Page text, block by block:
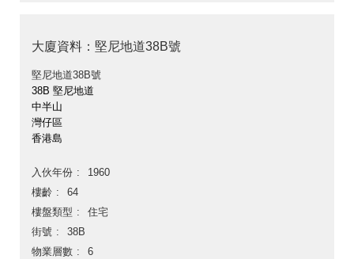
大廈資料：堅尼地道38B號
堅尼地道38B號
38B 堅尼地道
中半山
灣仔區
香港島
入伙年份
1960
樓齡
64
樓盤類型
住宅
街號
38B
物業層數
6